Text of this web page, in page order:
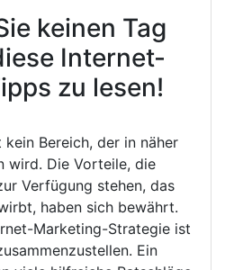
keinen Tag
Internet-
zu lesen!
kein Bereich, der in näher
wird. Die Vorteile, die
Verfügung stehen, das
haben sich bewährt.
Marketing-Strategie ist
Ein